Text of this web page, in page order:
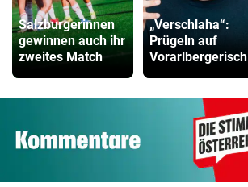
Salzburgerinnen
gewinnen auch ihr
zweites Match
„Verschlaha“:
Prügeln auf
Vorarlbergerisch